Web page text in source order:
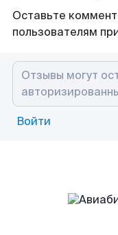
Оставьте
пользователям
Войти